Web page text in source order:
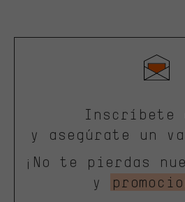
Inscríbete
y asegúrate un
¡No te pierdas
y